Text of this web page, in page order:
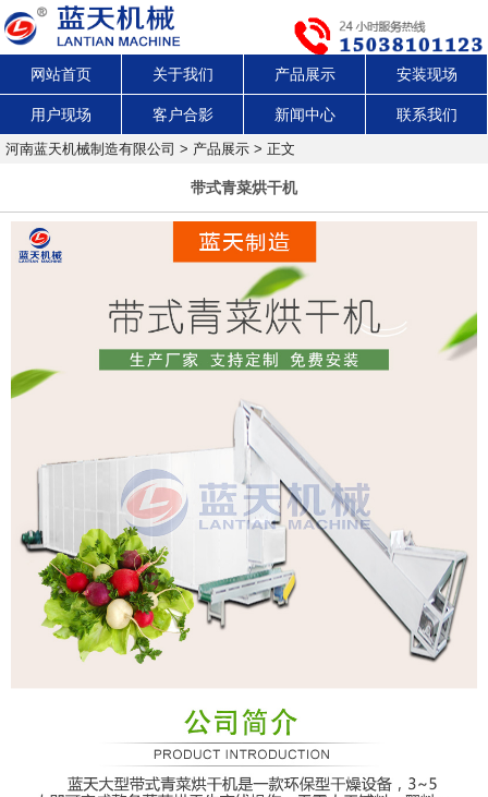
网站首页 关于我们 产品展示 安装现场
用户现场 客户合影 新闻中心 联系我们
河南蓝天机械制造有限公司 > 产品展示 > 正文
带式青菜烘干机